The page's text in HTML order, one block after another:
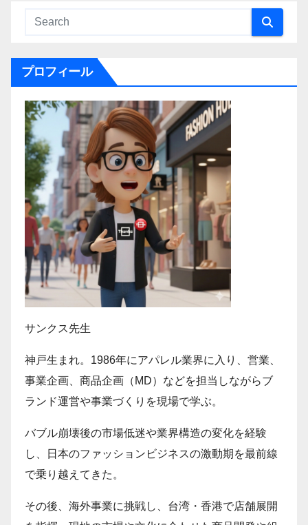
プロフィール
サンクス先生
神戸生まれ。1986年にアパレル業界に入り、営業、
事業企画、商品企画（MD）などを担当しながらブ
ランド運営や事業づくりを現場で学ぶ。
バブル崩壊後の市場低迷や業界構造の変化を経験
し、日本のファッションビジネスの激動期を最前線
で乗り越えてきた。
その後、海外事業に挑戦し、台湾・香港で店舗展開